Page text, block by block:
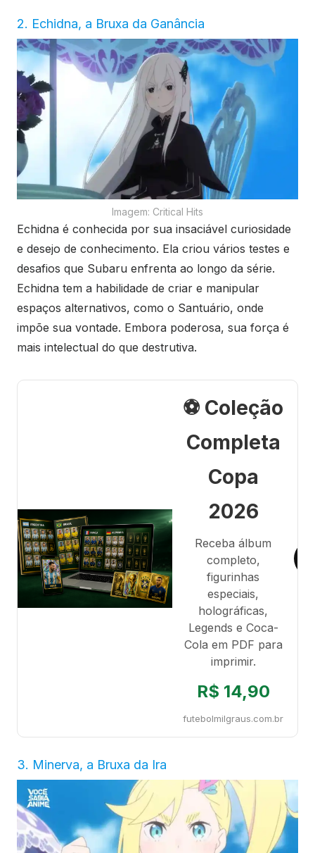
2. Echidna, a Bruxa da Ganância
Imagem: Critical Hits
Echidna é conhecida por sua insaciável curiosidade
e desejo de conhecimento. Ela criou vários testes e
desafios que Subaru enfrenta ao longo da série.
Echidna tem a habilidade de criar e manipular
espaços alternativos, como o Santuário, onde
impõe sua vontade. Embora poderosa, sua força é
mais intelectual do que destrutiva.
⚽ Coleção
Completa
Copa
2026
Receba álbum
completo,
figurinhas
especiais,
holográficas,
Legends e Coca-
Cola em PDF para
imprimir.
R$ 14,90
futebolmilgraus.com.br
3. Minerva, a Bruxa da Ira